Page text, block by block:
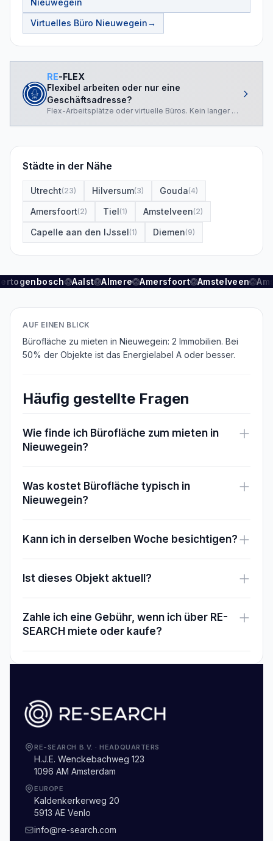
Nieuwegein
Virtuelles Büro Nieuwegein→
RE-FLEX
Flexibel arbeiten oder nur eine
Geschäftsadresse?
Flex-Arbeitsplätze oder virtuelle Büros. Kein langer Vertrag.
Städte in der Nähe
Utrecht(23) Hilversum(3) Gouda(4)
Amersfoort(2) Tiel(1) Amstelveen(2)
Capelle aan den IJssel(1) Diemen(9)
Aalst Almere Amersfoort Amstelveen
AUF EINEN BLICK
Bürofläche zu mieten in Nieuwegein: 2 Immobilien. Bei
50% der Objekte ist das Energielabel A oder besser.
Häufig gestellte Fragen
Wie finde ich Bürofläche zum mieten in
Nieuwegein?
Was kostet Bürofläche typisch in
Nieuwegein?
Kann ich in derselben Woche besichtigen?
Ist dieses Objekt aktuell?
Zahle ich eine Gebühr, wenn ich über RE-
SEARCH miete oder kaufe?
RE-SEARCH B.V. ·HEADQUARTERS
H.J.E. Wenckebachweg 123
1096 AM Amsterdam
EUROPE
Kaldenkerkerweg 20
5913 AE Venlo
info@re-search.com